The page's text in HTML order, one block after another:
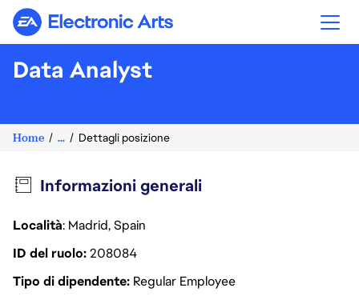
Electronic Arts
Data Analyst
Home ... Dettagli posizione
Informazioni generali
Località: Madrid, Spain
ID del ruolo208084
Tipo di dipendente Regular Employee